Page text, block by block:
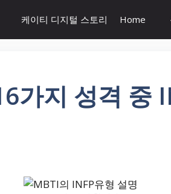
케이티 디지털 스토리 Home
가지 성격 중